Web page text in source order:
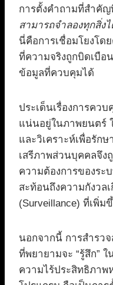
การตั้งคำถามที่สำคั
สามารถจำลองทุกสิ่ง
นี่คือการเชื่อมโยงโด
ที่ความจริงถูกบิดเบือ
ข้อมูลที่ควบคุมได้
ประเด็นเรื่องการคว
แน่นอยู่ในภาพยนตร์
และวิเคราะห์เพื่อรักษ
เสรีภาพส่วนบุคคลจึง
ความต้องการของระ
สะท้อนถึงความกังวล
(Surveillance) ที่เพิ่
นอกจากนี้ การสำรว
ที่พยายามจะ “รู้สึก”
ความไร้ประสิทธิภาพ